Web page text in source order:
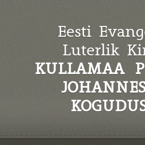
Eesti
Luterlik
KULLAMAA